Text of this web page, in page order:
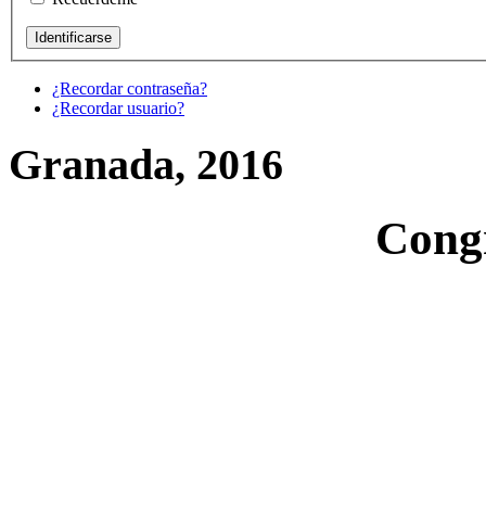
¿Recordar contraseña?
¿Recordar usuario?
Granada, 2016